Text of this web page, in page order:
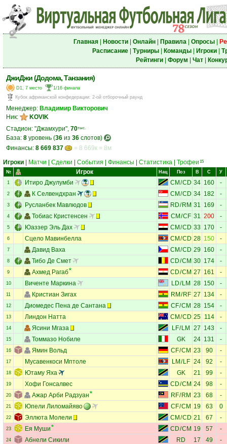
Главная| Новости| Онлайн| Правила| Опросы|
Расписание| Турниры| Команды| Игроки|
Рейтинги| Форум Чат|
ДжиДжи (Додома, Танзания)
D1, 7 место
1/16 финала
Кубок африканской конфедерации: 2-ой отборочный раунд
Менеджер: Владимир Викторович
Ник:
KOVIK
Стадион: "Джамхури", 70тыс.
База: 8 уровень (36 из 36 слотов)
Финансы: 8 669 837
= 8 669к = 8м
Игроки
Матчи Сделки События Финансы Статистика Трофеи 15
№ Игрок Нац Поз В С У
1 Итиро Джулумби CM /CD 34 160 -
2 К Селвендхран CM /CD 34 182 -
3 Русланбек Мавлюдов RD/ RM 31 169 -
4 Тобиас Кристенсен CM /CF 31 200 -
5 Юаззер Эль Дах CM /CD 33 170 -
6 Сцело Мавинбелла CM /CD 28 150 -
7 Давид Ваха CM /CD 29 160 -
8 Тибо Де Смет CD/CM 30 174 -
9 Ахмед Рагаб CD/CM 27 161 -
10 Виченте Маркина LD/ LM 28 150 -
11 Кристиан Зигах RM / RF 27 134 -
12 Диомедес Пена де Сантана CF/CM 28 154 -
13 Линдон Натта CM /CD 25 114 -
14 Ясини Мгаза LF/ LM 27 143 -
15 Томмазо Нобиле GK 24 131 -
16 Ямин Вольд CF/CM 23 90 -
17 Мусавенкоси Мптоле LM / LF 24 92 -
18 Ютаму Яха GK 21 99 -
19 Хофи Гонсалвес CD/CM 24 98 -
20 Ажар Арби Радзуан RF/ RM 23 68 -
21 Юпели Лиломайяво CF/CM 19 63 0
22 Эллюта Молели CM /CD 21 67 -
23 Ея Муши CD/CM 19 57 -
24 Абнели Сикили RD 17 49 -